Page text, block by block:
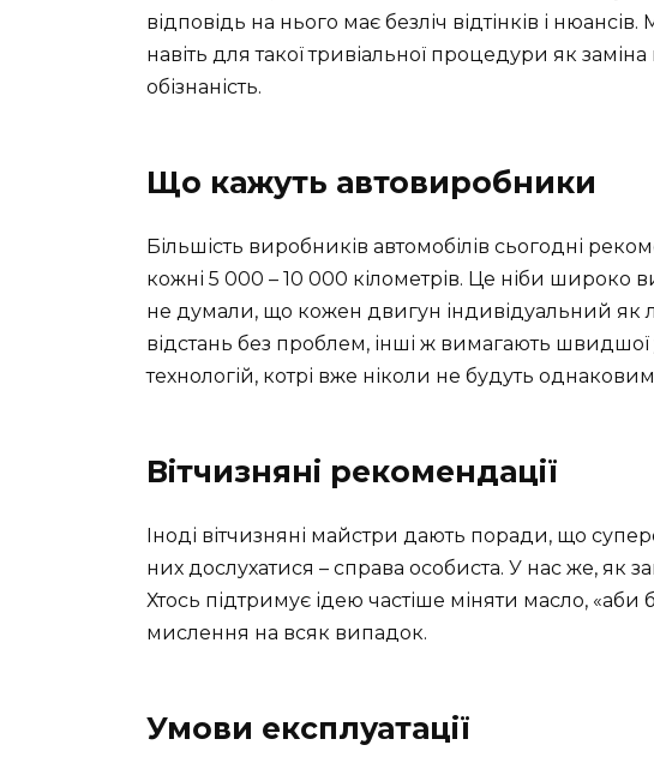
відповідь на нього має безліч відтінків і
навіть для такої тривіальної процедури як
обізнаність.
Що кажуть автовиробники
Більшість виробників автомобілів сьогодні
кожні 5 000 – 10 000 кілометрів. Це ніби широко
не думали, що кожен двигун індивідуальний
відстань без проблем, інші ж вимагають
технологій, котрі вже ніколи не будуть
Вітчизняні рекомендації
Іноді вітчизняні майстри дають поради, що
них дослухатися – справа особиста. У нас же, як
Хтось підтримує ідею частіше міняти масло, «аби
мислення на всяк випадок.
Умови експлуатації